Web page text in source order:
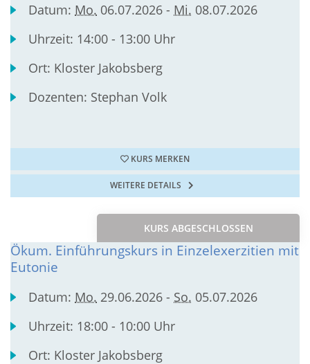
Datum: Mo. 06.07.2026 - Mi. 08.07.2026
Uhrzeit: 14:00 - 13:00 Uhr
Ort: Kloster Jakobsberg
Dozenten: Stephan Volk
KURS MERKEN
WEITERE DETAILS
KURS ABGESCHLOSSEN
Ökum. Einführungskurs in Einzelexerzitien mit
Eutonie
Datum: Mo. 29.06.2026 - So. 05.07.2026
Uhrzeit: 18:00 - 10:00 Uhr
Ort: Kloster Jakobsberg